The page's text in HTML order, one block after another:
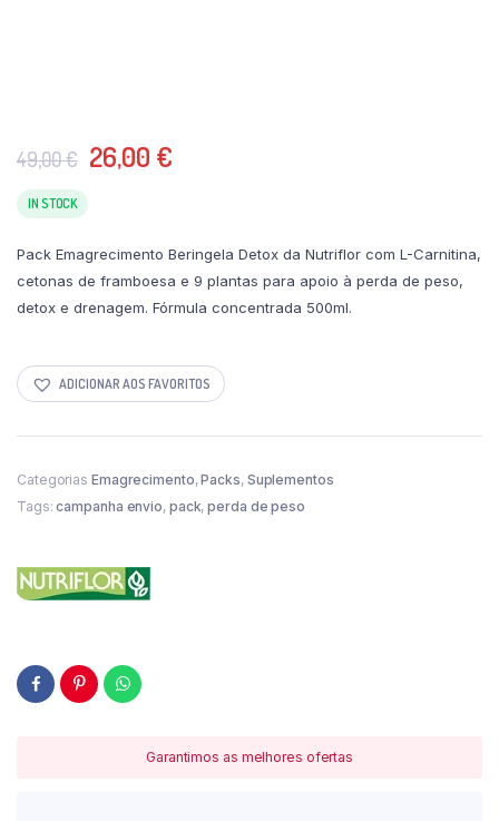
49,00€ O
original
49,00 €.
26,00 €
26,00 €.
IN STOCK
Pack Emagrecimento Beringela Detox da Nutriflor com L-Carnitina,
cetonas de framboesa e 9 plantas para apoio à perda de peso,
detox e drenagem. Fórmula concentrada 500ml.
ADICIONAR AOS FAVORITOS
Categorias Emagrecimento,Packs, Suplementos
Tags:campanha envio, pack,perda de peso
Garantimos as melhores ofertas